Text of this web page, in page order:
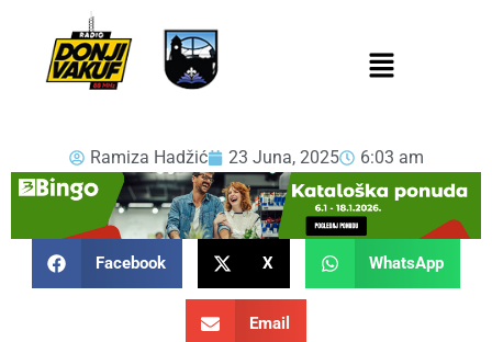
Ramiza Hadžić 23 Juna, 2025 6:03 am
Facebook X WhatsApp
Email